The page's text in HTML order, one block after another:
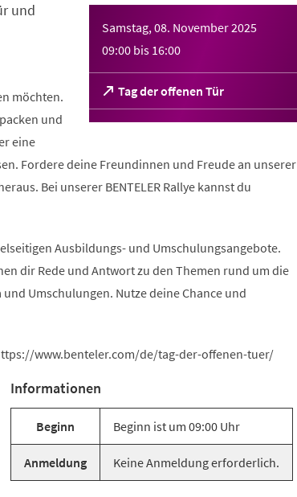
Samstag, 08. November 2025
09:00 bis 16:00
Tag der offenen Tür
(Öffnet
in
einem
und
möchten.
und
eine
Fordere deine Freundinnen und Freude an unserer
Bei unserer BENTELER Rallye kannst du
Ausbildungs- und Umschulungsangebote.
dir Rede und Antwort zu den Themen rund um die
Umschulungen. Nutze deine Chance und
www.benteler.com/de/tag-der-offenen-tuer/
Informationen
Beginn Beginn ist um 09:00 Uhr
Anmeldung Keine Anmeldung erforderlich.